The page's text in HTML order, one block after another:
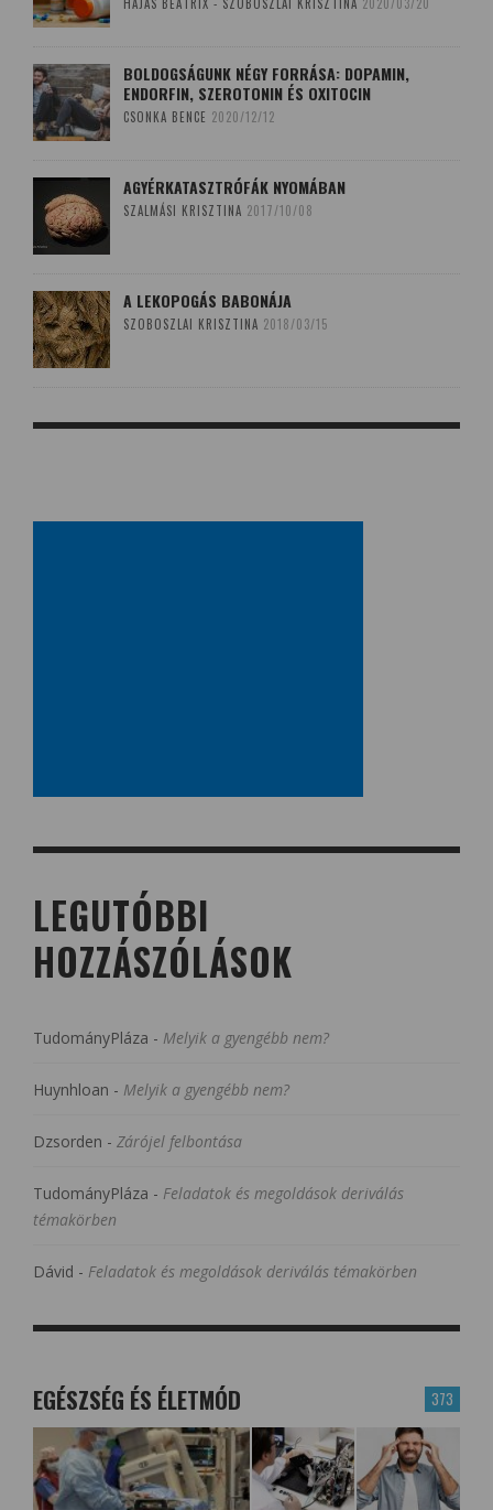
HAJAS BEATRIX - SZOBOSZLAI KRISZTINA 2020/03/20
BOLDOGSÁGUNK NÉGY FORRÁSA: DOPAMIN,
ENDORFIN, SZEROTONIN ÉS OXITOCIN
CSONKA BENCE 2020/12/12
AGYÉRKATASZTRÓFÁK NYOMÁBAN
SZALMÁSI KRISZTINA 2017/10/08
A LEKOPOGÁS BABONÁJA
SZOBOSZLAI KRISZTINA 2018/03/15
LEGUTÓBBI
HOZZÁSZÓLÁSOK
TudományPláza - Melyik a gyengébb nem?
Huynhloan - Melyik a gyengébb nem?
Dzsorden - Zárójel felbontása
TudományPláza - Feladatok és megoldások deriválás
témakörben
Dávid - Feladatok és megoldások deriválás témakörben
373
EGÉSZSÉG ÉS ÉLETMÓD